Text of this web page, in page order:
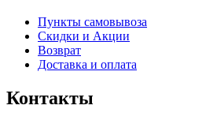
Пункты самовывоза
Скидки и Акции
Возврат
Доставка и оплата
Контакты